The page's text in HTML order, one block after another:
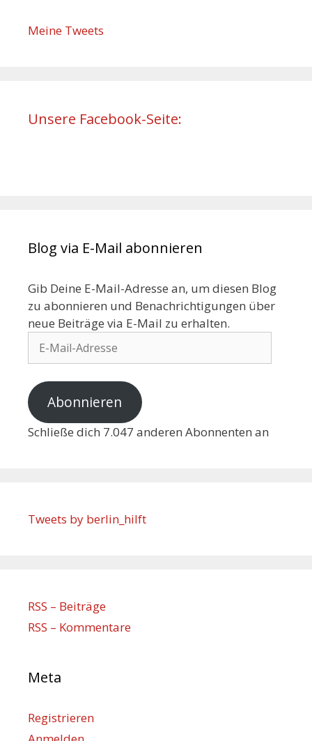
Meine Tweets
Unsere Facebook-Seite:
Blog via E-Mail abonnieren
Gib Deine E-Mail-Adresse an, um diesen Blog
zu abonnieren und Benachrichtigungen über
neue Beiträge via E-Mail zu erhalten.
Abonnieren
Schließe dich 7.047 anderen Abonnenten an
Tweets by berlin_hilft
RSS – Beiträge
RSS – Kommentare
Meta
Registrieren